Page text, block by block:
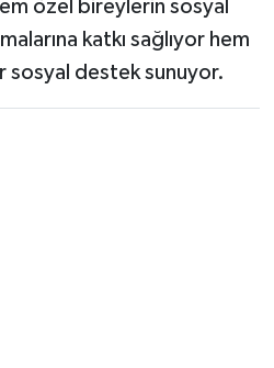
özel bireylerin sosyal
katkı sağlıyor hem
sosyal destek sunuyor.